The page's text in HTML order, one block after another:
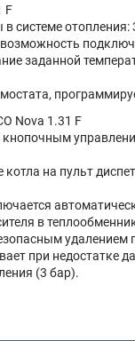
F
системе
заданной
Nova 1.31 F
на пульт
в
удалением
при недостатке
(3 бар).